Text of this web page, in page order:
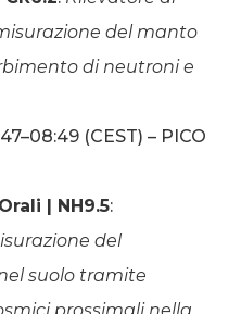
del manto
di neutroni e
(CEST) – PICO
| NH9.5:
del
suolo tramite
prossimali nella